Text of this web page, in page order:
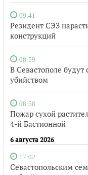
09:41
Резидент СЭЗ
конструкций
08:59
В Севастополе будут
убийством
08:58
Пожар сухой
4-й Бастионной
6 августа 2026
17:02
Севастопольским